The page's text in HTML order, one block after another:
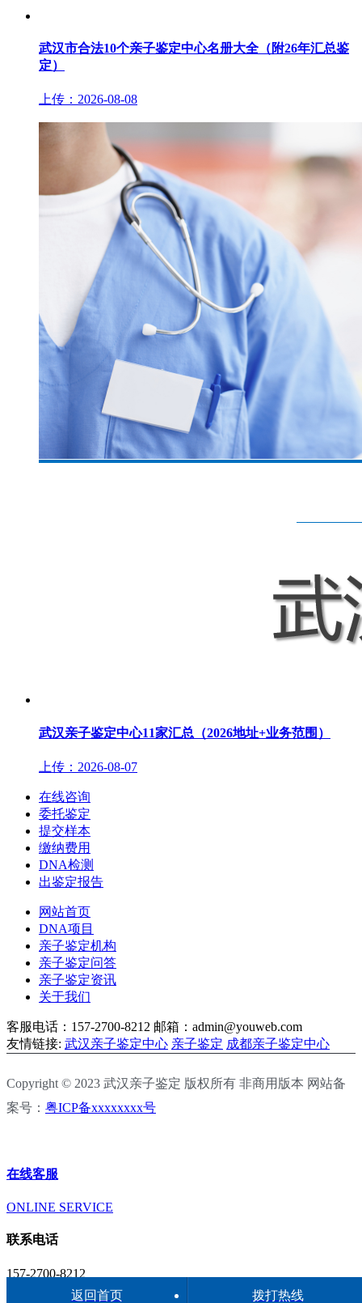
武汉市合法10个亲子鉴定中心名册大全（附26年汇总鉴
定）
上传：2026-08-08
武汉亲子鉴定中心11家汇总（2026地址+业务范围）
上传：2026-08-07
在线咨询
委托鉴定
提交样本
缴纳费用
DNA检测
出鉴定报告
网站首页
DNA项目
亲子鉴定机构
亲子鉴定问答
亲子鉴定资讯
关于我们
客服电话：157-2700-8212 邮箱：admin@youweb.com
友情链接: 武汉亲子鉴定中心 亲子鉴定 成都亲子鉴定中心
Copyright © 2023 武汉亲子鉴定 版权所有 非商用版本 网站备
案号： 粤ICP备xxxxxxxx号
在线客服
ONLINE SERVICE
联系电话
157-2700-8212
返回首页 拨打热线